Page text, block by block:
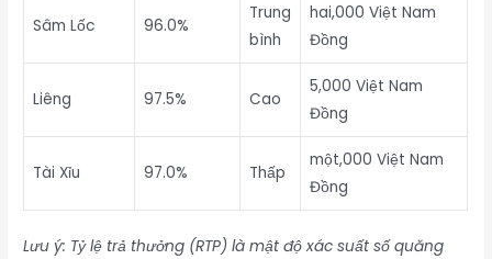
Sâm Lốc 96.0%
Trung
bình
hai,000 Việt Nam
Đồng
Liêng 97.5% Cao
5,000 Việt Nam
Đồng
Tài Xỉu 97.0% Thấp
một,000 Việt Nam
Đồng
Lưu ý: Tỷ lệ trả thưởng (RTP) là mật độ xác suất số quăng